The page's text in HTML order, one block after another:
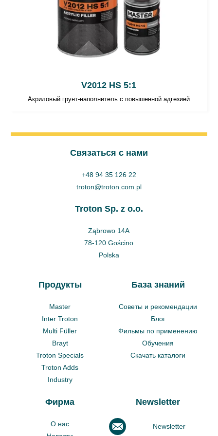
применения.
ВНИМАНИЕ:В целях безопасности следует
всегда действовать согласно с данными
содержащимися в «Паспорте
V2012 HS 5:1
Акриловый грунт-наполнитель с повышенной адгезией
Cвязаться с нами
+48 94 35 126 22
troton@troton.com.pl
Troton Sp. z o.o.
Ząbrowo 14A
78-120 Gościno
Polska
Продукты
Master
Inter Troton
Multi Füller
Brayt
Troton Specials
Troton Adds
Industry
База знаний
Советы и рекомендации
Блог
Фильмы по применению
Обучения
Скачать каталоги
Фирма
О нас
Newsletter
Newsletter